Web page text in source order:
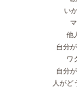
い
他
自分
ワ
自分
人がど